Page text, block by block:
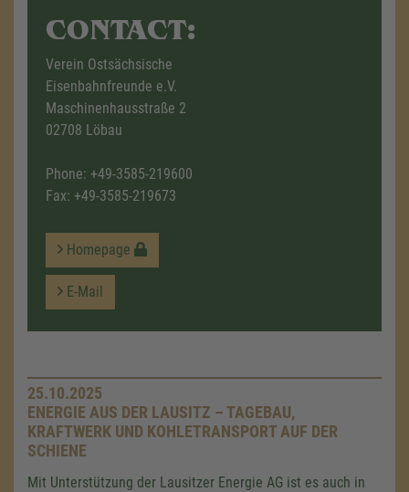
CONTACT:
Verein Ostsächsische
Eisenbahnfreunde e.V.
Maschinenhausstraße 2
02708 Löbau
Phone: +49-3585-219600
Fax: +49-3585-219673
Homepage
E-Mail
25.10.2025
ENERGIE AUS DER LAUSITZ – TAGEBAU,
KRAFTWERK UND KOHLETRANSPORT AUF DER
SCHIENE
Mit Unterstützung der Lausitzer Energie AG ist es auch in